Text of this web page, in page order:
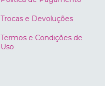
Trocas e Devoluções
Termos e Condições de
Uso